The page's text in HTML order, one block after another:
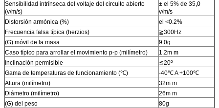
Sensibilidad intrínseca del voltaje del circuito abierto
(v/m/s)
± el 5% de 35,0
v/m/s
Distorsión armónica (%)
el <0.2%
Frecuencia falsa típica (herzios)
≧300Hz
(G) móvil de la masa
9.0g
Caso típico para arrollar el movimiento p-p (milímetro)
1.2m m
Inclinación permisible
≦20º
Gama de temperaturas de funcionamiento (℃)
-40℃ A +100℃
Altura (milímetro)
32m m
Diámetro (milímetro)
26m m
(G) del peso
80g